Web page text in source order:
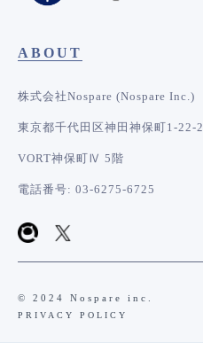
ABOUT
株式会社Nospare (Nospare Inc.)
東京都千代田区神田神保町1-22-2
VORT神保町Ⅳ 5階
電話番号: 03-6275-6725
© 2024 Nospare inc.
PRIVACY POLICY